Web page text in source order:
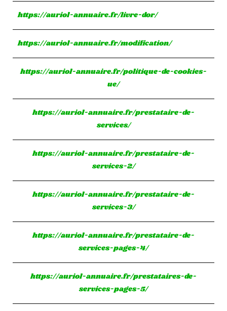
https://auriol-annuaire.fr/livre-dor/
https://auriol-annuaire.fr/modification/
https://auriol-annuaire.fr/politique-de-cookies-
ue/
https://auriol-annuaire.fr/prestataire-de-
services/
https://auriol-annuaire.fr/prestataire-de-
services-2/
https://auriol-annuaire.fr/prestataire-de-
services-3/
https://auriol-annuaire.fr/prestataire-de-
services-pages-4/
https://auriol-annuaire.fr/prestataires-de-
services-pages-5/